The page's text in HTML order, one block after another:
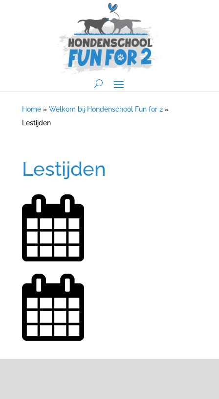
Home» Welkom bij Hondenschool Fun for 2»
Lestijden
Lestijden